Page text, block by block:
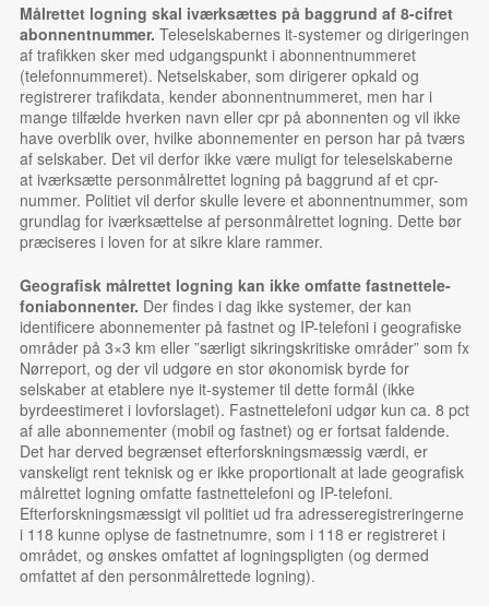
Målrettet logning skal iværksættes på baggrund af 8-cifret
abonnent­nummer. Teleselskabernes it-systemer og dirigeringen
af trafikken sker med udgangspunkt i abonnent­nummeret
(telefonnummeret). Netselskaber, som dirigerer opkald og
registrerer trafikdata, kender abonnen­tnummeret, men har i
mange tilfælde hverken navn eller cpr på abonnenten og vil ikke
have overblik over, hvilke abonnementer en person har på tværs
af selskaber. Det vil derfor ikke være muligt for teleselskaberne
at iværksætte personmålrettet logning på baggrund af et cpr-
nummer. Politiet vil derfor skulle levere et abonnentnummer, som
grundlag for iværksættelse af personmålrettet logning. Dette bør
præciseres i loven for at sikre klare rammer.
Geografisk målrettet logning kan ikke omfatte fastnettele­
foni­­abonnenter. Der findes i dag ikke systemer, der kan
identificere abonne­menter på fastnet og IP-telefoni i geografiske
områder på 3×3 km eller ”særligt sikringskritiske områder” som fx
Nørreport, og der vil udgøre en stor økonomisk byrde for
selskaber at etablere nye it-systemer til dette formål (ikke
byrdeestimeret i lovforslaget). Fastnettelefoni udgør kun ca. 8 pct
af alle abonne­menter (mobil og fastnet) og er fortsat faldende.
Det har derved begrænset efterforsknings­mæssig værdi, er
vanskeligt rent teknisk og er ikke proportionalt at lade geografisk
målrettet logning omfatte fastnet­telefoni og IP-telefoni.
Efterforsknings­mæs­sigt vil politiet ud fra adresseregistreringerne
i 118 kunne oplyse de fastnetnumre, som i 118 er registreret i
området, og ønskes omfattet af lognings­pligten (og dermed
omfattet af den personmålrettede logning).